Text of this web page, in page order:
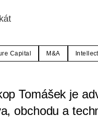
Capital M&A
Tomášek je
obchodu a